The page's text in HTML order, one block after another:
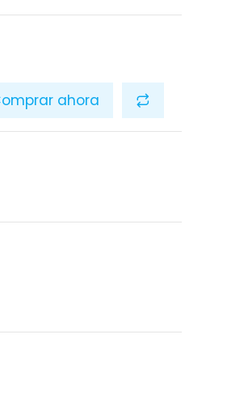
ahora